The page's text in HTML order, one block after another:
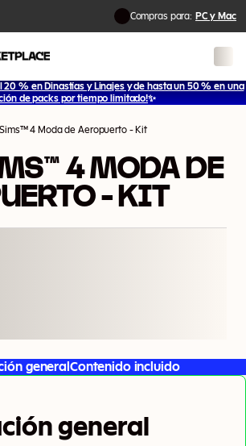
Compras para: PC y Mac
20 % en Dinastías y Linajes y de hasta un 50 % en una
de packs por tiempo limitado!✨
1/2
Sims™ 4 Moda de Aeropuerto - Kit
4 MODA DE
- KIT
general Contenido incluido
general